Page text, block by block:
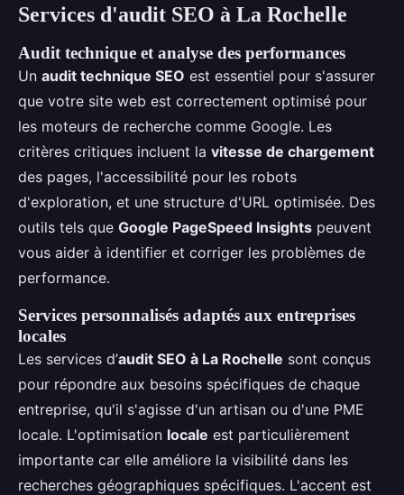
Services d'audit SEO à La Rochelle
Audit technique et analyse des performances
Un audit technique SEO est essentiel pour s'assurer
que votre site web est correctement optimisé pour
les moteurs de recherche comme Google. Les
critères critiques incluent la vitesse de chargement
des pages, l'accessibilité pour les robots
d'exploration, et une structure d'URL optimisée. Des
outils tels que Google PageSpeed Insights peuvent
vous aider à identifier et corriger les problèmes de
performance.
Services personnalisés adaptés aux entreprises
locales
Les services d’audit SEO à La Rochelle sont conçus
pour répondre aux besoins spécifiques de chaque
entreprise, qu'il s'agisse d'un artisan ou d'une PME
locale. L'optimisation locale est particulièrement
importante car elle améliore la visibilité dans les
recherches géographiques spécifiques. L'accent est